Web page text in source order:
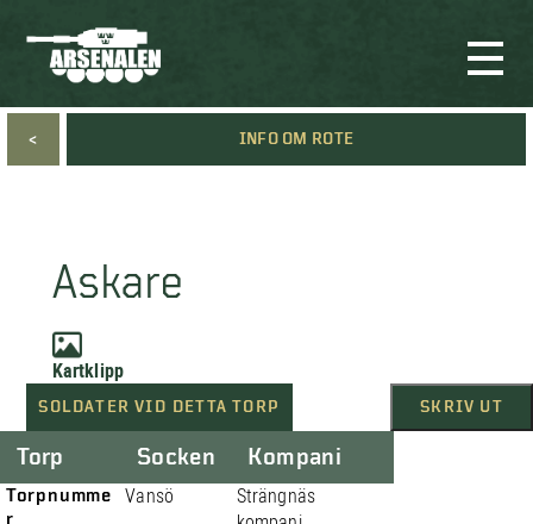
< INFO OM ROTE
Askare
Kartklipp
SOLDATER VID DETTA TORP SKRIV UT
Torp
Torpnumme
r
Socken
Vansö
Kompani
Strängnäs